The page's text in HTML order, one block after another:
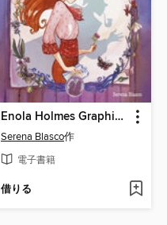
Enola Holmes Graphic Novel, Book 1
Serena Blasco作
電子書籍
借りる